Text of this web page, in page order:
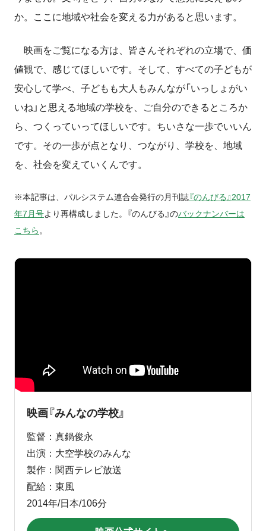
か。ここに地域や社会を変える力があると思います。
映画をご覧になる方は、皆さんそれぞれの立場で、価
値観で、感じてほしいです。そして、すべての子どもが
安心して学べ、子どもも大人もみんなが「いっしょがい
いね」と思える地域の学校を、ご自分のできるところか
ら、つくっていってほしいです。ちいさな一歩でいいん
です。その一歩が点となり、つながり、学校を、地域
を、社会を変えていくんです。
※本記事は、パルシステム連合会発行の月刊誌『のんびる』2017
年7月号より再構成しました。『のんびる』のバックナンバーは
こちら 。
映画『みんなの学校』
監督：真鍋俊永
出演：大空学校のみんな
製作：関西テレビ放送
配給：東風
2014年/日本/106分